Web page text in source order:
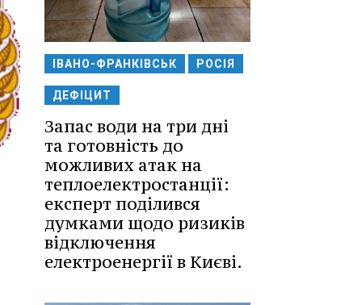
ІВАНО-ФРАНКІВСЬК РОСІЯ
ДЕФІЦИТ
Запас води на три дні
та готовність до
можливих атак на
теплоелектростанції:
експерт поділився
думками щодо ризиків
відключення
електроенергії в Києві.